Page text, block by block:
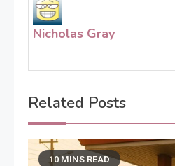
Nicholas Gray
Related Posts
10 MINS READ